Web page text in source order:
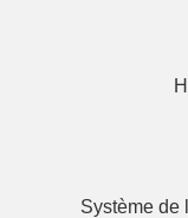
Système de